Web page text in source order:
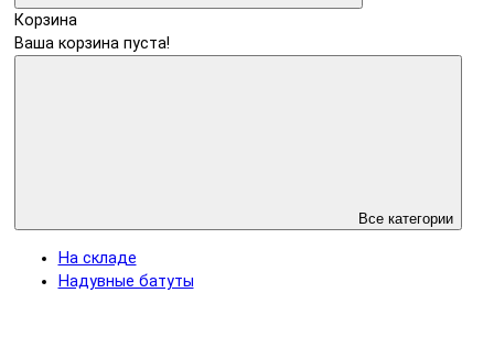
Корзина
Ваша корзина пуста!
Все категории
На складе
Надувные батуты